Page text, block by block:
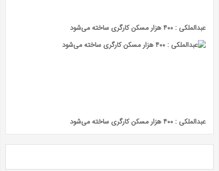
عبدالملکی : ۴۰۰ هزار مسکن کارگری ساخته می‌شود
عبدالملکی : ۴۰۰ هزار مسکن کارگری ساخته می‌شود